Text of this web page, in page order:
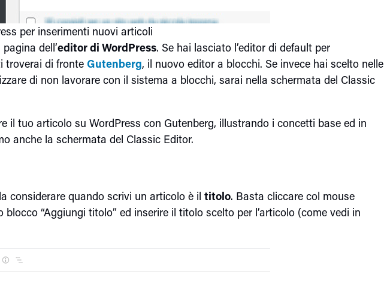
per inserimenti nuovi articoli
dell’editor di WordPress. Se hai lasciato l’editor di default per
troverai di fronteGutenberg, il nuovo editor a blocchi. Se invece hai scelto nelle
di non lavorare con il sistema a blocchi, sarai nella schermata del Classic
il tuo articolo su WordPress con Gutenberg, illustrando i concetti base ed in
anche la schermata del Classic Editor.
considerare quando scrivi un articolo è iltitolo. Basta cliccare col mouse
blocco “Aggiungi titolo” ed inserire il titolo scelto per l’articolo (come vedi in